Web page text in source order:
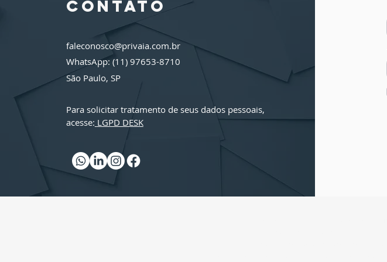
que todo
precisa para
Proteger seus
Dados
contato
faleconosco@privaia.com.br
WhatsApp: (11) 97653-8710
São Paulo, SP
Para solicitar tratamento de seus dados pessoais,
acesse: LGPD DESK